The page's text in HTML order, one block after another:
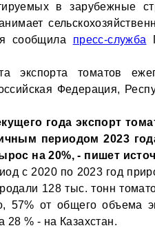
в зарубежные
сообщила пресс-служба
экспорта томатов
Федерация,
года экспорт
периодом 2023
на 20%, - пишет
с 2020 по 2023 год
128 тыс. тонн
57% от общего объема
% - на Казахстан.